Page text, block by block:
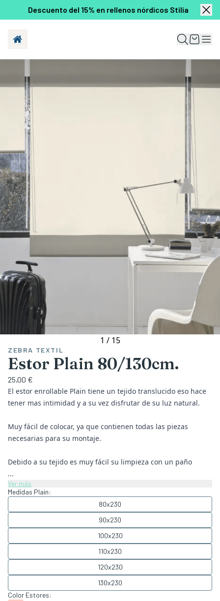
Descuento del 15% en rellenos nórdicos Stilia
1 / 15
ZEBRA TEXTIL
Estor Plain 80/130cm.
25,00 €
El estor enrollable Plain tiene un tejido translucido eso hace
tener mas intimidad y a su vez disfrutar de su luz natural.
Muy fácil de colocar, ya que contienen todas las piezas
necesarias para su montaje.
Debido a su tejido es muy fácil su limpieza con un paño
...
Ver más
Medidas Plain:
80x230
90x230
100x230
110x230
120x230
130x230
Color Estores: